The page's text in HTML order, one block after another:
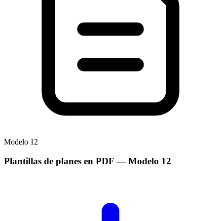
Modelo 12
Plantillas de planes en PDF— Modelo 12